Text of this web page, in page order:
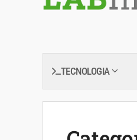
TECNOLOGIA